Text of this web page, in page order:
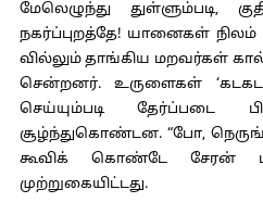
மேலெழுந்து துள்ளும்படி,
நகர்ப்புறத்தே! யானைகள் நிலம்
வில்லும் தாங்கிய மறவர்கள் கால்
சென்றனர். உருளைகள்
செய்யும்படி தேர்ப்படை
சூழ்ந்துகொண்டன. “போ,
கூவிக் கொண்டே சேரன்
முற்றுகையிட்டது.